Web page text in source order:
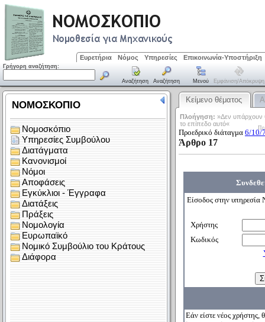
Ευρετήρια Νόμος Υπηρεσίες Επικοινωνία-Υποστήριξη
Γρήγορη αναζήτηση:
Αναζήτηση Αναζήτηση Μενού Εμφάνιση/απόκρυψη
Κείμενο θέματος